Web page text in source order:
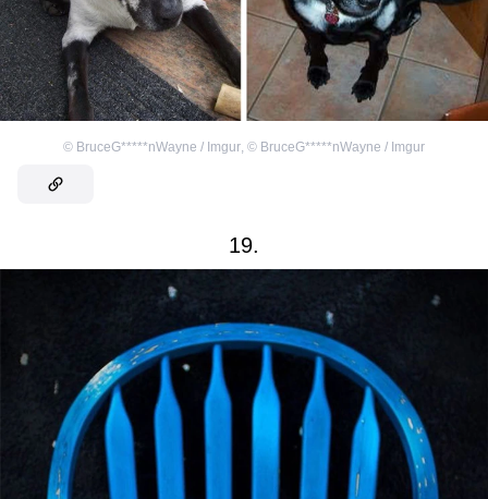
© BruceG*****nWayne / Imgur © BruceG*****nWayne / Imgur
19.